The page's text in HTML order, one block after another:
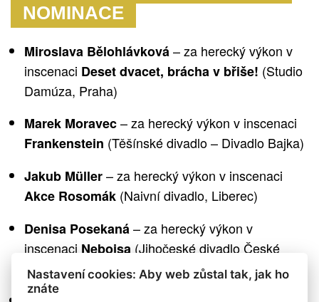
NOMINACE
Miroslava Bělohlávková– za herecký výkon v
inscenaci Deset dvacet, brácha v břiše! (Studio
Damúza, Praha)
Marek Moravec– za herecký výkon v inscenaci
Frankenstein (Těšínské divadlo– Divadlo Bajka)
Jakub Müller– za herecký výkon v inscenaci
Akce Rosomák (Naivní divadlo, Liberec)
Denisa Posekaná– za herecký výkon v
inscenaci Nebojsa (Jihočeské divadlo České
Budějovice – Malé divadlo)
Nastavení cookies: Aby web zůstal tak, jak ho
znáte